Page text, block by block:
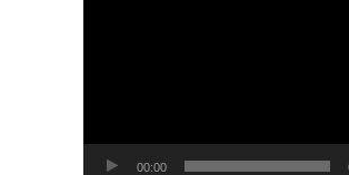
00:00